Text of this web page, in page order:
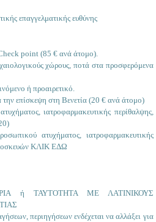
επαγγελματικής ευθύνης
point (85 € ανά άτομο).
χώρους, ποτά στα προσφερόμενα
ή προαιρετικό.
την επίσκεψη στη Βενετία (20 € ανά άτομο)
ιατροφαρμακευτικής περίθαλψης,
ατυχήματος, ιατροφαρμακευτικής
ΚΛΙΚ ΕΔΩ
ή ΤΑΥΤΟΤΗΤΑ ΜΕ ΛΑΤΙΝΙΚΟΥΣ
περιηγήσεων ενδέχεται να αλλάξει για